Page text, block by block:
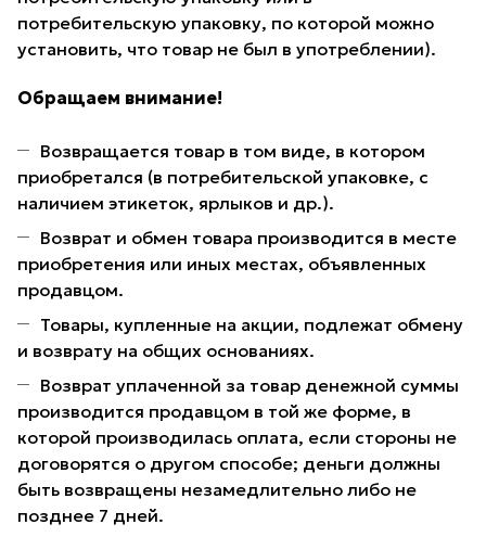
потребительскую упаковку, по которой можно
установить, что товар не был в употреблении).
Обращаем внимание!
Возвращается товар в том виде, в котором
приобретался (в потребительской упаковке, с
наличием этикеток, ярлыков и др.).
Возврат и обмен товара производится в месте
приобретения или иных местах, объявленных
продавцом.
Товары, купленные на акции, подлежат обмену
и возврату на общих основаниях.
Возврат уплаченной за товар денежной суммы
производится продавцом в той же форме, в
которой производилась оплата, если стороны не
договорятся о другом способе; деньги должны
быть возвращены незамедлительно либо не
позднее 7 дней.